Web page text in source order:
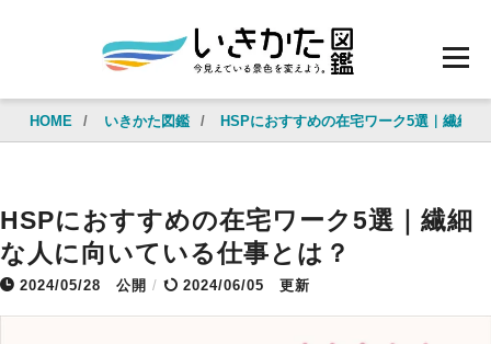
HOME / いきかた図鑑 / HSPにおすすめの在宅ワーク5選｜繊細
HSPにおすすめの在宅ワーク5選｜繊細
な人に向いている仕事とは？
2024/05/28 公開 / 2024/06/05 更新